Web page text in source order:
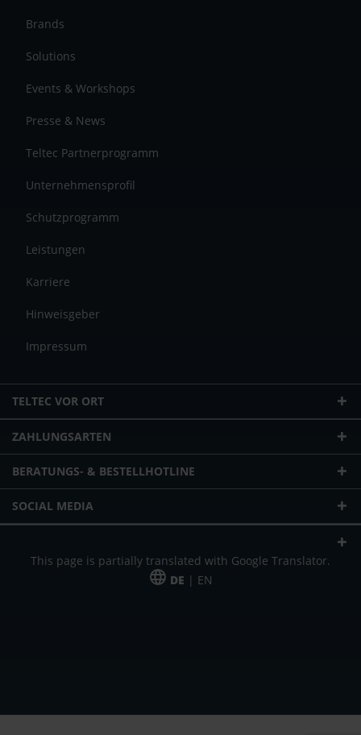
Brands
Solutions
Events & Workshops
Presse & News
Teltec Partnerprogramm
Unternehmensprofil
Schutzprogramm
Leistungen
Karriere
Hinweisgeber
Impressum
TELTEC VOR ORT
ZAHLUNGSARTEN
BERATUNGS- & BESTELLHOTLINE
SOCIAL MEDIA
This page is partially translated with Google Translator.
DE | EN